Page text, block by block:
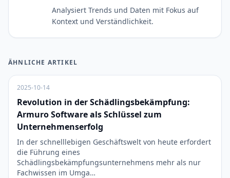
Analysiert Trends und Daten mit Fokus auf
Kontext und Verständlichkeit.
ÄHNLICHE ARTIKEL
2025-10-14
Revolution in der Schädlingsbekämpfung:
Armuro Software als Schlüssel zum
Unternehmenserfolg
In der schnelllebigen Geschäftswelt von heute erfordert
die Führung eines
Schädlingsbekämpfungsunternehmens mehr als nur
Fachwissen im Umga…